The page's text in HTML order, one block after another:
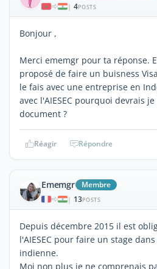
| 4POSTS
Bonjour ,
Merci ememgr pour ta réponse.
proposé de faire un buisness
le fais avec une entreprise en
avec l'AIESEC pourquoi devrais
document ?
Réagir Répondre
Ememgr Membre
| 13POSTS
Depuis décembre 2015 il est
l'AIESEC pour faire un stage
indienne.
Moi non plus je ne comprenais